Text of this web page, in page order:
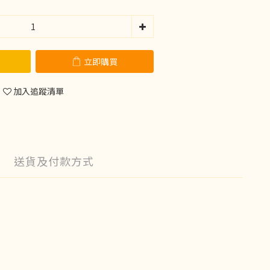
立即購買
加入追蹤清單
送貨及付款方式